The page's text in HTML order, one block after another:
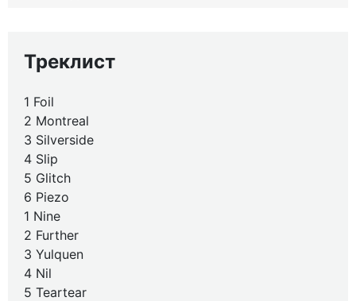
Треклист
1 Foil
2 Montreal
3 Silverside
4 Slip
5 Glitch
6 Piezo
1 Nine
2 Further
3 Yulquen
4 Nil
5 Teartear